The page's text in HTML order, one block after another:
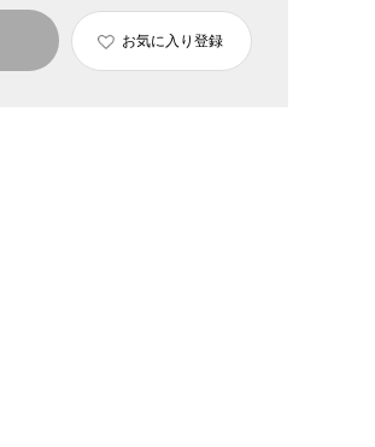
お気に入り登録